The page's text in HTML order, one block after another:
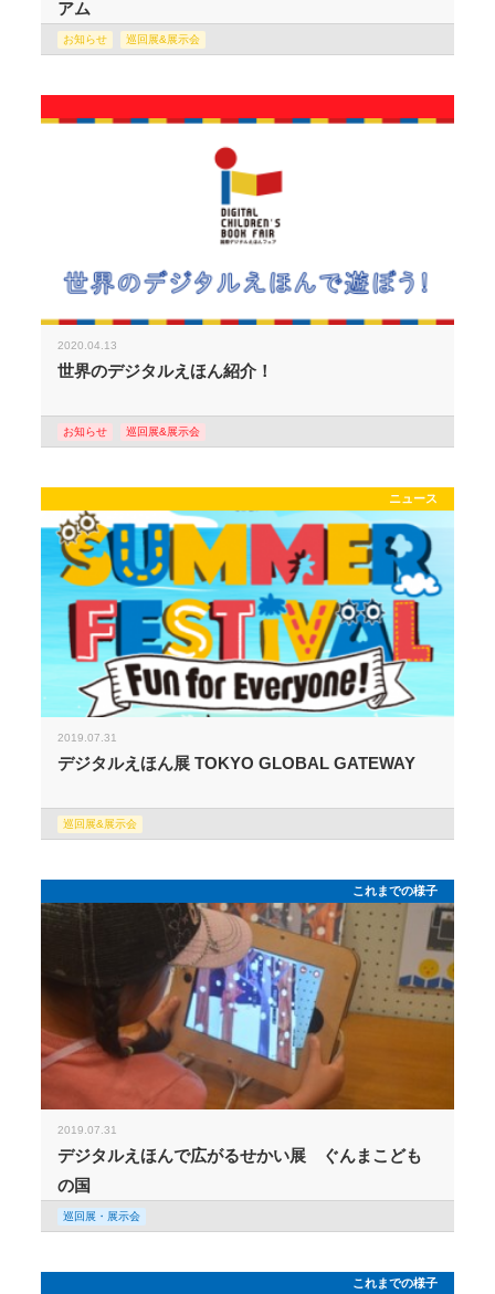
アム
お知らせ 巡回展&展示会
2020.04.13
世界のデジタルえほん紹介！
お知らせ 巡回展&展示会
ニュース
2019.07.31
デジタルえほん展 TOKYO GLOBAL GATEWAY
巡回展&展示会
これまでの様子
2019.07.31
デジタルえほんで広がるせかい展 ぐんまこども
の国
巡回展・展示会
これまでの様子